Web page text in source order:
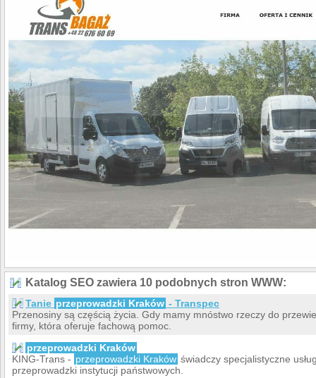
Katalog SEO zawiera 10 podobnych stron WWW:
Tanie przeprowadzki Kraków - Transpec
Przenosiny są częścią życia. Gdy mamy mnóstwo rzeczy do
firmy, która oferuje fachową pomoc.
przeprowadzki Kraków
KING-Trans - przeprowadzki Kraków świadczy specjalistyczne
przeprowadzki instytucji państwowych.